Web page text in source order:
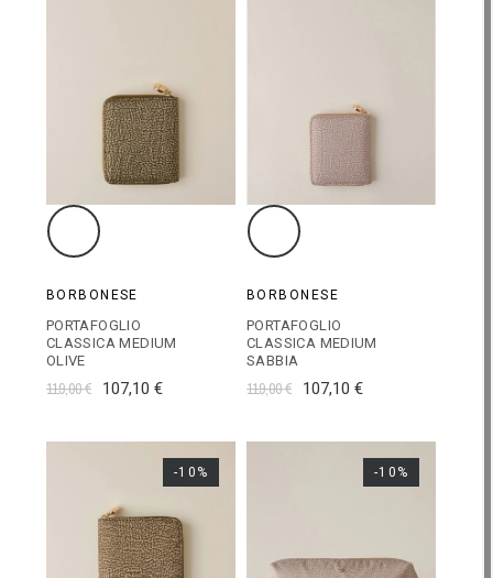
BORBONESE
PORTAFOGLIO
CLASSICA MEDIUM
OLIVE
119,00 € 107,10 €
BORBONESE
PORTAFOGLIO
CLASSICA MEDIUM
SABBIA
119,00 € 107,10 €
-10% -10%